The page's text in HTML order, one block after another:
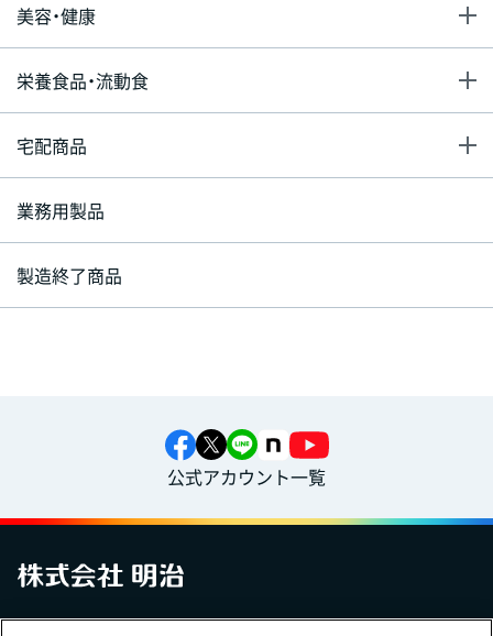
美容・健康
栄養食品・流動食
宅配商品
業務用製品
製造終了商品
公式アカウント一覧